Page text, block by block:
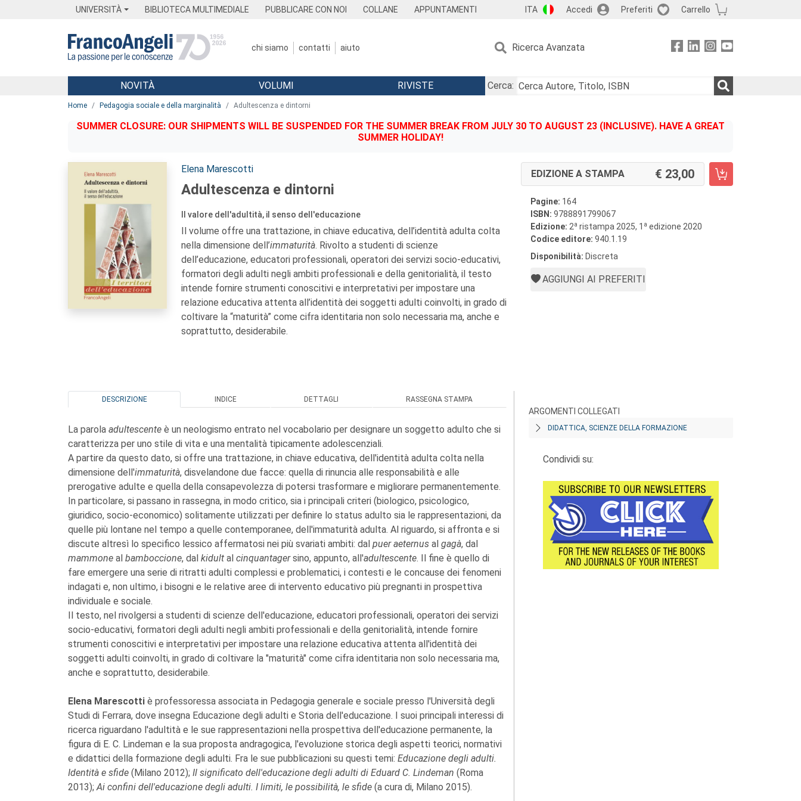
UNIVERSITÀ BIBLIOTECA MULTIMEDIALE PUBBLICARE CON NOI COLLANE APPUNTAMENTI ITA Accedi Preferiti Carrello
chi siamo contatti aiuto Ricerca Avanzata
Menu
NOVITÀ VOLUMI RIVISTE
Cerca:
Home Pedagogia sociale e della marginalità Adultescenza e dintorni
SUMMER CLOSURE: OUR SHIPMENTS WILL BE SUSPENDED FOR THE SUMMER BREAK FROM JULY 30 TO AUGUST 23 (INCLUSIVE). HAVE A GREAT
SUMMER HOLIDAY!
Autori:
Elena Marescotti
Adultescenza e dintorni
Il valore dell'adultità, il senso dell'educazione
Il volume offre una trattazione, in chiave educativa, dell’identità adulta colta
nella dimensione dell’immaturità. Rivolto a studenti di scienze
dell’educazione, educatori professionali, operatori dei servizi socio-educativi,
formatori degli adulti negli ambiti professionali e della genitorialità, il testo
intende fornire strumenti conoscitivi e interpretativi per impostare una
relazione educativa attenta all’identità dei soggetti adulti coinvolti, in grado di
coltivare la “maturità” come cifra identitaria non solo necessaria ma, anche e
soprattutto, desiderabile.
EDIZIONE A STAMPA 23,00
Pagine: 164
ISBN: 9788891799067
Edizione: 2a ristampa 2025, 1 a edizione 2020
Codice editore: 940.1.19
Disponibilità: Discreta
AGGIUNGI AI PREFERITI
DESCRIZIONE INDICE DETTAGLI RASSEGNA STAMPA
La parola adultescente è un neologismo entrato nel vocabolario per designare un soggetto adulto che si
caratterizza per uno stile di vita e una mentalità tipicamente adolescenziali.
A partire da questo dato, si offre una trattazione, in chiave educativa, dell'identità adulta colta nella
dimensione dell'immaturità, disvelandone due facce: quella di rinuncia alle responsabilità e alle
prerogative adulte e quella della consapevolezza di potersi trasformare e migliorare permanentemente.
In particolare, si passano in rassegna, in modo critico, sia i principali criteri (biologico, psicologico,
giuridico, socio-economico) solitamente utilizzati per definire lo status adulto sia le rappresentazioni, da
quelle più lontane nel tempo a quelle contemporanee, dell'immaturità adulta. Al riguardo, si affronta e si
discute altresì lo specifico lessico affermatosi nei più svariati ambiti: dal puer aeternus al gagà, dal
mammone al bamboccione, dal kidult al cinquantagersino, appunto, all'adultescente. Il fine è quello di
fare emergere una serie di ritratti adulti complessi e problematici, i contesti e le concause dei fenomeni
indagati e, non ultimo, i bisogni e le relative aree di intervento educativo più pregnanti in prospettiva
individuale e sociale.
Il testo, nel rivolgersi a studenti di scienze dell'educazione, educatori professionali, operatori dei servizi
socio-educativi, formatori degli adulti negli ambiti professionali e della genitorialità, intende fornire
strumenti conoscitivi e interpretativi per impostare una relazione educativa attenta all'identità dei
soggetti adulti coinvolti, in grado di coltivare la "maturità" come cifra identitaria non solo necessaria ma,
anche e soprattutto, desiderabile.
Elena Marescotti è professoressa associata in Pedagogia generale e sociale presso l'Università degli
Studi di Ferrara, dove insegna Educazione degli adulti e Storia dell'educazione. I suoi principali interessi di
ricerca riguardano l'adultità e le sue rappresentazioni nella prospettiva dell'educazione permanente, la
figura di E. C. Lindeman e la sua proposta andragogica, l'evoluzione storica degli aspetti teorici, normativi
e didattici della formazione degli adulti. Fra le sue pubblicazioni su questi temi: Educazione degli adulti.
Identità e sfide (Milano 2012); Il significato dell'educazione degli adulti di Eduard C. Lindeman (Roma
2013);Ai confini dell'educazione degli adulti. I limiti, le possibilità, le sfide (a cura di, Milano 2015).
ARGOMENTI COLLEGATI
DIDATTICA, SCIENZE DELLA FORMAZIONE
Condividi su: